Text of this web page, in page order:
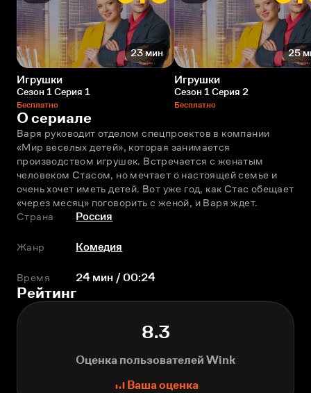
23 мин
Игрушки
Сезон 1 Серия 1
Бесплатно
25
Игрушки
Сезон 1 Серия 2
Бесплатно
О сериале
Варя руководит отделом спецпроектов в компании
«Мир веселых детей», которая занимается
производством игрушек. Встречается с женатым
человеком Стасом, но мечтает о настоящей семье и
очень хочет иметь детей. Вот уже год, как Стас обещает
«через месяц» поговорить с женой, и Варя ждет.
Страна
Россия
Жанр Комедия
Время 24 мин / 00:24
Рейтинг
8.3
Оценка пользователей Wink
Ваша оценка